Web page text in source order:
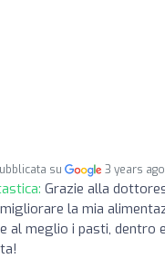
su 3 years ago
Grazie alla
la mia
al meglio i pasti, dentro